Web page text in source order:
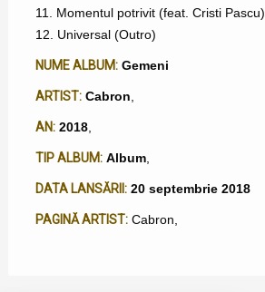
11. Momentul potrivit (feat. Cristi Pascu)
12. Universal (Outro)
NUME ALBUM: Gemeni
ARTIST: Cabron
AN: 2018,
TIP ALBUM: Album,
DATA LANSĂRII: 20 septembrie 2018
PAGINĂ ARTIST: Cabron